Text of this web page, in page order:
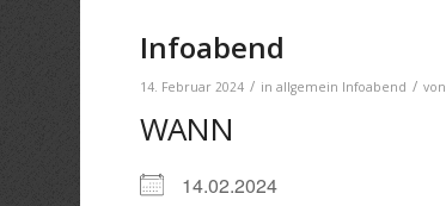
Infoabend
14. Februar 2024 / inallgemein Infoabend / von
WANN
14.02.2024